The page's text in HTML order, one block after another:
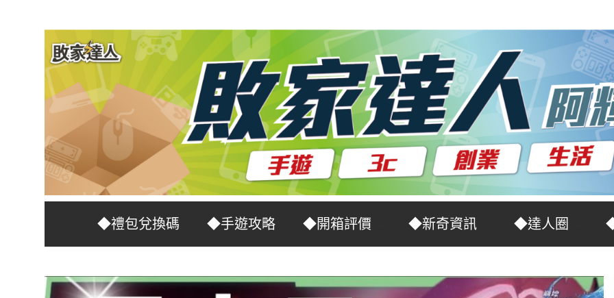
家
No.1
戲
◆禮包兌換碼 ◆手遊攻略 ◆開箱評價 ◆新奇資訊 ◆達人圈